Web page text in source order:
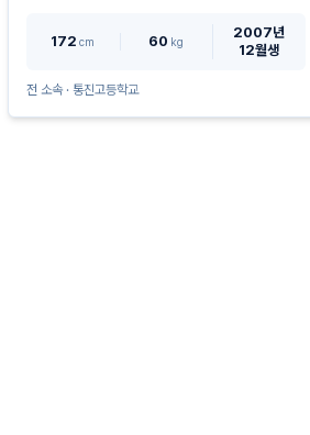
172 cm 60 kg
2007년
12월생
전 소속 · 통진고등학교